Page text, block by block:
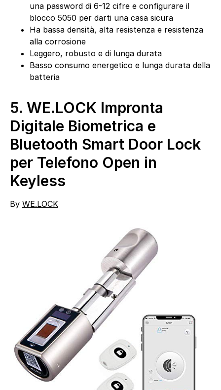
una password di 6-12 cifre e configurare il
blocco 5050 per darti una casa sicura
Ha bassa densità, alta resistenza e resistenza
alla corrosione
Leggero, robusto e di lunga durata
Basso consumo energetico e lunga durata della
batteria
5. WE.LOCK Impronta
Digitale Biometrica e
Bluetooth Smart Door Lock
per Telefono Open in
Keyless
By WE.LOCK